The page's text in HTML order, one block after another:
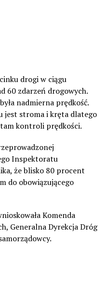
drogi w ciągu
60 zdarzeń drogowych.
nadmierna prędkość.
jest stroma i kręta dlatego
kontroli prędkości.
Inspektoratu
że blisko 80 procent
do obowiązującego
Komenda
Generalna Dyrekcja Dróg